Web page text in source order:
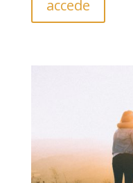
accede